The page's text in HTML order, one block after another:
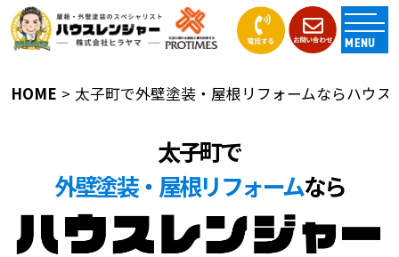
MENU
HOME 太子町で外壁塗装・屋根リフォームならハウス
太子町で
外壁塗装・屋根リフォームなら